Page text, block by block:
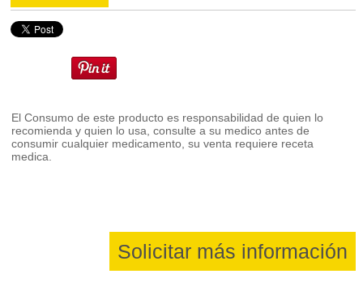
El Consumo de este producto es responsabilidad de quien lo
recomienda y quien lo usa, consulte a su medico antes de
consumir cualquier medicamento, su venta requiere receta
medica.
Solicitar más información